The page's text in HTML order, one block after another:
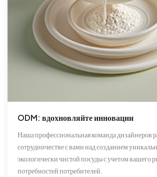
ODM: вдохновляйте инновации
Наша профессиональная команда дизайнеров
сотрудничестве с вами над созданием
экологически чистой посуды с учетом вашего
потребностей потребителей.